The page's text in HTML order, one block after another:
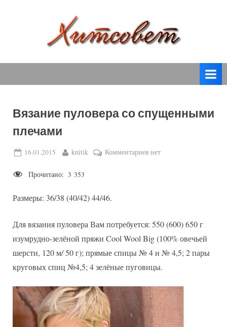
т
о
е
спицами,
крючком,
вязаные
модели
описанием
Вязание пуловера со спущенными
плечами
Posted
16.01.2015 By
knitik Комментариевк
плечами
нет
Прочитано: 3 353
Размеры: 36/38 (40/42) 44/46.
Для вязания пуловера Вам потребуется: 550 (600) 650 г
изумрудно-зелёной пряжи Cool Wool Big (100% овечьей
шерсти, 120 м/ 50 г); прямые спицы № 4 и № 4,5; 2 пары
круговых спиц №4,5; 4 зелёные пуговицы.